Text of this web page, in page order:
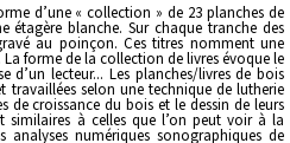
d’une « collection » de 23 planches de
étagère blanche. Sur chaque tranche des
au poinçon. Ces titres nomment une
forme de la collection de livres évoque le
d’un lecteur... Les planches/livres de bois
travaillées selon une technique de lutherie
de croissance du bois et le dessin de leurs
similaires à celles que l’on peut voir à la
numériques sonographiques de